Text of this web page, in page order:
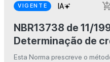
VIGENTE
NBR13738 de 11/1996 - Água -
Determinação de
Método
Esta Norma prescreve o